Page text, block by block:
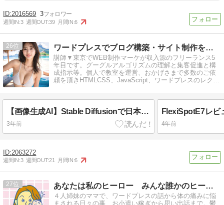
2016569 3
週間IN:3 週間OUT:39 月間IN:6
26 ワードプレスでブログ構築・サイト制作を学ぶ初心者の為の忘備録
講師▼東京でWEB制作マーケが収入源のフリーランス5
年目です。グーグルアルゴリズムの理解と集客促進と構
成指示等。個人で教室を運営、おかげさまで多数のご依
頼を頂きHTMLCSS、JavaScript、ワードプレスのレクチ
【画像生成AI】Stable Diffusionで日本人美女を生成する方法
3年前 4年前
2063272
週間IN:3 週間OUT:21 月間IN:6
27 あなたは私のヒーロー みんな誰かのヒーロー
４人姉妹のママで、ワードプレスの話から体の痛みに悩
まされる日々の事、お小遣い稼ぎから思い出話まで。鬱